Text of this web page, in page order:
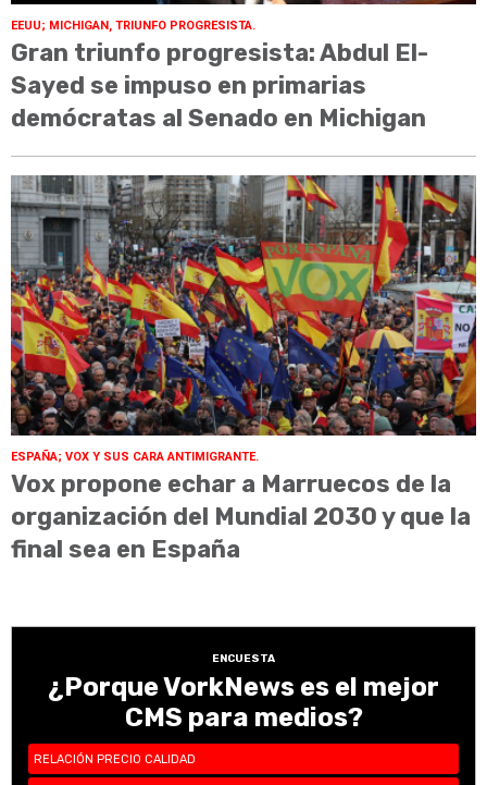
EEUU; MICHIGAN, TRIUNFO PROGRESISTA.
Gran triunfo progresista: Abdul El-
Sayed se impuso en primarias
demócratas al Senado en Michigan
ESPAÑA; VOX Y SUS CARA ANTIMIGRANTE.
Vox propone echar a Marruecos de la
organización del Mundial 2030 y que la
final sea en España
ENCUESTA
¿Porque VorkNews es el mejor
CMS para medios?
RELACIÓN PRECIO CALIDAD